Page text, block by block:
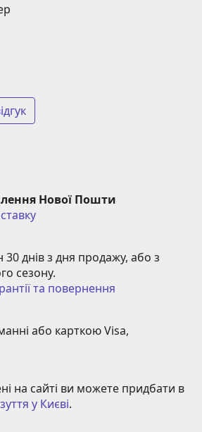
Нової Пошти
30 днів з дня продажу, або з
сезону.
та повернення
або карткою Visa,
на сайті ви можете придбати в
у Києві.